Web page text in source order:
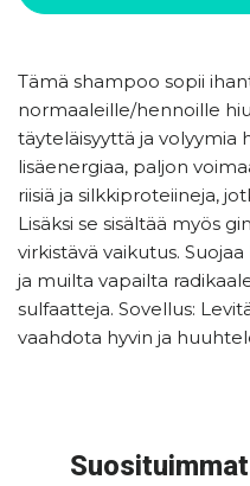
Tämä shampoo sopii
normaaleille/hennoille
täyteläisyyttä ja volyymia
lisäenergiaa, paljon
riisiä ja silkkiproteiineja,
Lisäksi se sisältää myös
virkistävä vaikutus.
ja muilta vapailta
sulfaatteja. Sovellus:
vaahdota hyvin ja